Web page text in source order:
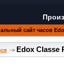
сайт часов
-> Edox Classe